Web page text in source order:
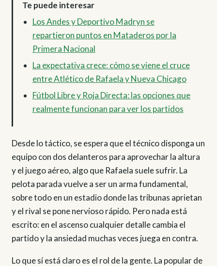
Te puede interesar
Los Andes y Deportivo Madryn se
repartieron puntos en Mataderos por la
Primera Nacional
La expectativa crece: cómo se viene el cruce
entre Atlético de Rafaela y Nueva Chicago
Fútbol Libre y Roja Directa: las opciones que
realmente funcionan para ver los partidos
Desde lo táctico, se espera que el técnico disponga un
equipo con dos delanteros para aprovechar la altura
y el juego aéreo, algo que Rafaela suele sufrir. La
pelota parada vuelve a ser un arma fundamental,
sobre todo en un estadio donde las tribunas aprietan
y el rival se pone nervioso rápido. Pero nada está
escrito: en el ascenso cualquier detalle cambia el
partido y la ansiedad muchas veces juega en contra.
Lo que sí está claro es el rol de la gente. La popular de